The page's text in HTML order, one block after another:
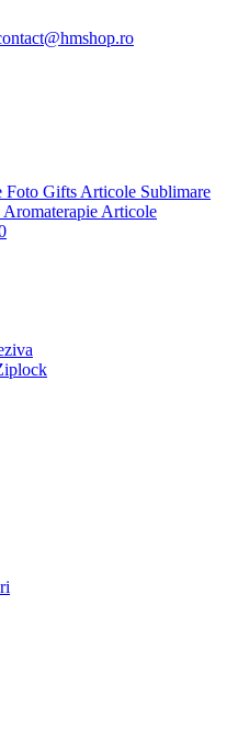
Foto Gifts Articole Sublimare
Aromaterapie Articole